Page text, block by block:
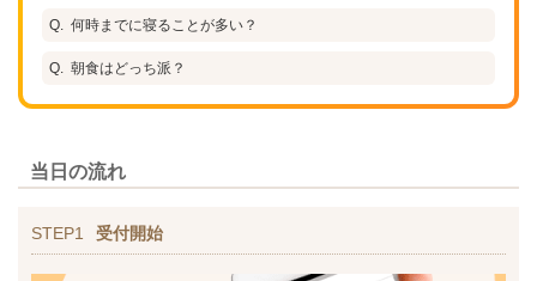
何時までに寝ることが多い？
朝食はどっち派？
当日の流れ
STEP1 受付開始